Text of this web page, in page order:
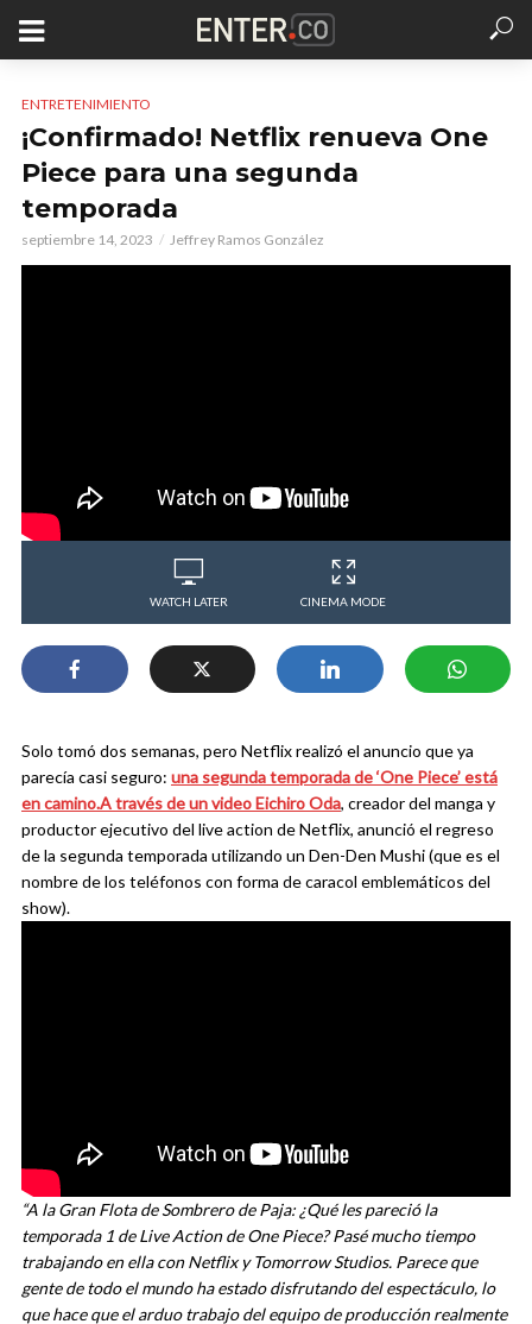
ENTRETENIMIENTO
¡Confirmado! Netflix renueva One
Piece para una segunda
temporada
septiembre 14, 2023 Jeffrey Ramos González
WATCH LATER CINEMA MODE
Solo tomó dos semanas, pero Netflix realizó el anuncio que ya
parecía casi seguro: una segunda temporada de ‘One Piece’ está
en camino.A través de un video Eichiro Oda, creador del manga y
productor ejecutivo del live action de Netflix, anunció el regreso
de la segunda temporada utilizando un Den-Den Mushi (que es el
nombre de los teléfonos con forma de caracol emblemáticos del
show).
“A la Gran Flota de Sombrero de Paja: ¿Qué les pareció la
temporada 1 de Live Action de One Piece? Pasé mucho tiempo
trabajando en ella con Netflix y Tomorrow Studios. Parece que
gente de todo el mundo ha estado disfrutando del espectáculo, lo
que hace que el arduo trabajo del equipo de producción realmente